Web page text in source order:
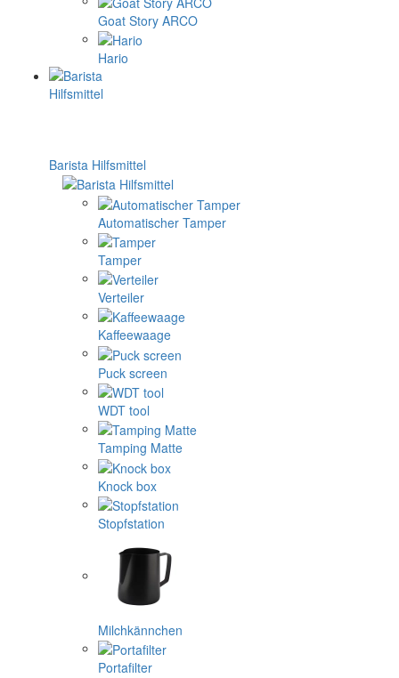
Goat Story ARCO
Hario
Barista Hilfsmittel
Automatischer Tamper
Tamper
Verteiler
Kaffeewaage
Puck screen
WDT tool
Tamping Matte
Knock box
Stopfstation
Milchkännchen
Portafilter